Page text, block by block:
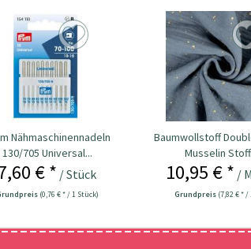
Nähmaschinennadeln
130/705 Universal...
€ * / Stück
(0,76 € * / 1 Stück)
Baumwollstoff
Musselin
10,95 € * /
Grundpreis (7,82 € * /